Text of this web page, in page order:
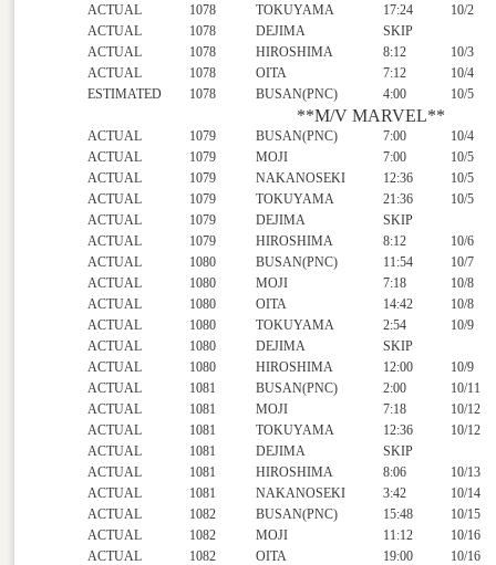
ACTUAL
1078 TOKUYAMA 17:24
10/2
ACTUAL
1078 DEJIMA
SKIP
ACTUAL
1078 HIROSHIMA 8:12
10/3
ACTUAL
1078 OITA 7:12
10/4
ESTIMATED
1078 BUSAN(PNC) 4:00 10/5
**M/V MARVEL**
ACTUAL 1079 BUSAN(PNC) 7:00
10/4
ACTUAL
1079 MOJI 7:00
10/5
ACTUAL
1079 NAKANOSEKI 12:36
10/5
ACTUAL
1079 TOKUYAMA 21:36
10/5
ACTUAL
1079 DEJIMA
SKIP
ACTUAL
1079 HIROSHIMA 8:12
10/6
ACTUAL
1080 BUSAN(PNC) 11:54
10/7
ACTUAL
1080 MOJI 7:18
10/8
ACTUAL
1080 OITA 14:42
10/8
ACTUAL
1080 TOKUYAMA 2:54
10/9
ACTUAL
1080 DEJIMA
SKIP
ACTUAL
1080 HIROSHIMA 12:00
10/9
ACTUAL
1081 BUSAN(PNC) 2:00
10/11
ACTUAL
1081 MOJI 7:18
10/12
ACTUAL
1081 TOKUYAMA 12:36
10/12
ACTUAL
1081 DEJIMA
SKIP
ACTUAL
1081 HIROSHIMA 8:06
10/13
ACTUAL
1081 NAKANOSEKI 3:42
10/14
ACTUAL
1082 BUSAN(PNC) 15:48
10/15
ACTUAL
1082 MOJI 11:12
10/16
ACTUAL
1082 OITA 19:00
10/16